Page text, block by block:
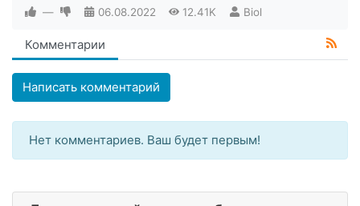
— 06.08.2022 12.41K Biol
Комментарии
Написать комментарий
Нет комментариев. Ваш будет первым!